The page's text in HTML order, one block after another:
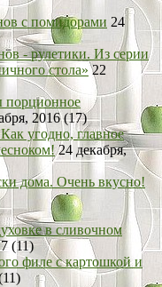
с помидорами 24
- рулетики. Из серии
стола»22
порционное
2016 (17)
угодно, главное
24 декабря,
дома. Очень вкусно!
в сливочном
(11)
филе с картошкой и